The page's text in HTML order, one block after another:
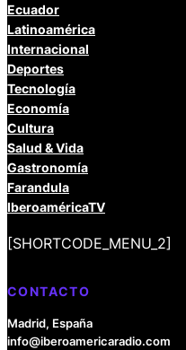
Ecuador
Latinoamérica
Internacional
Deportes
Tecnología
Economía
Cultura
Salud & Vida
Gastronomía
Farandula
IberoaméricaTV
[SHORTCODE_MENU_2]
CONTACTO
Madrid, España
info@iberoamericaradio.com